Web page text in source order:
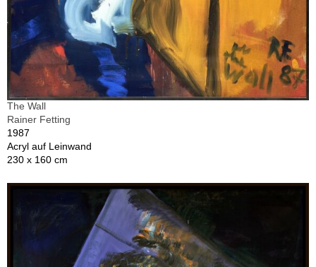
The Wall
Rainer Fetting
1987
Acryl auf Leinwand
230 x 160 cm